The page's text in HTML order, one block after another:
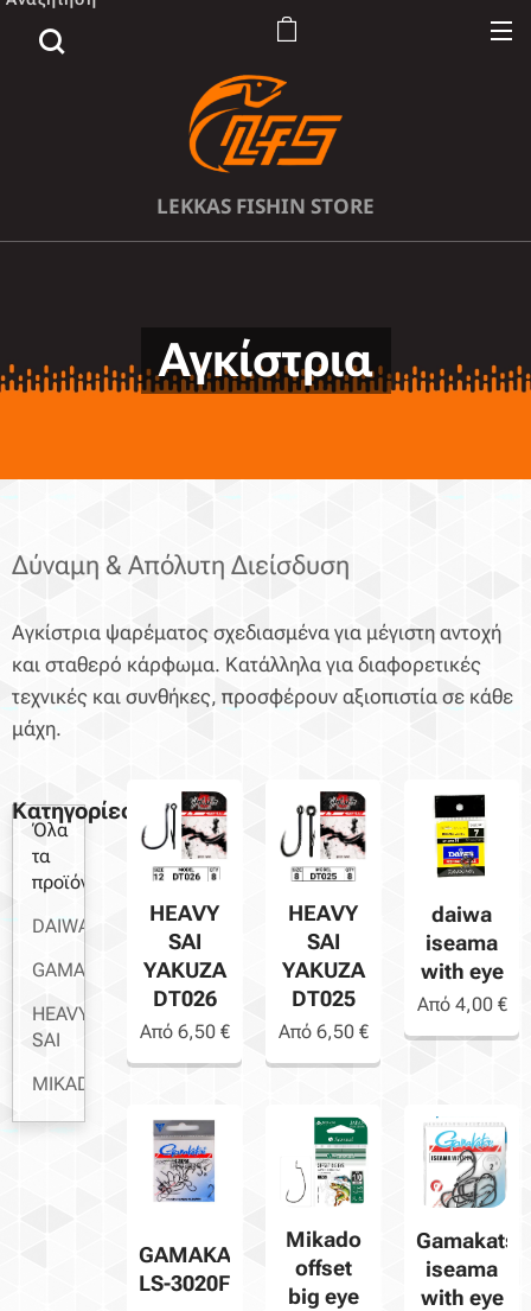
LEKKAS FISHIN STORE
Αγκίστρια
Δύναμη & Απόλυτη Διείσδυση
Αγκίστρια ψαρέματος σχεδιασμένα για μέγιστη αντοχή
και σταθερό κάρφωμα. Κατάλληλα για διαφορετικές
τεχνικές και συνθήκες, προσφέρουν αξιοπιστία σε κάθε
μάχη.
Κατηγορίες
Όλα
τα
προϊόντα
DAIWA
GAMAKATSU
HEAVY
SAI
MIKADO
HEAVY
SAI
YAKUZA
DT026
Από 6,50€
HEAVY
SAI
YAKUZA
DT025
Από 6,50€
daiwa
iseama
with eye
Από 4,00€
GAMAKATSU
LS-3020F
Mikado
offset
big eye
Gamakatsu
iseama
with eye